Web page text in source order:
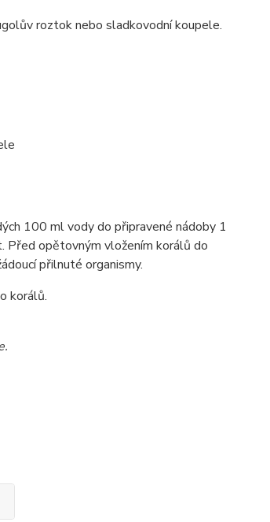
roztok nebo sladkovodní koupele.
100 ml vody do připravené nádoby 1
Před opětovným vložením korálů do
přilnuté organismy.
korálů.